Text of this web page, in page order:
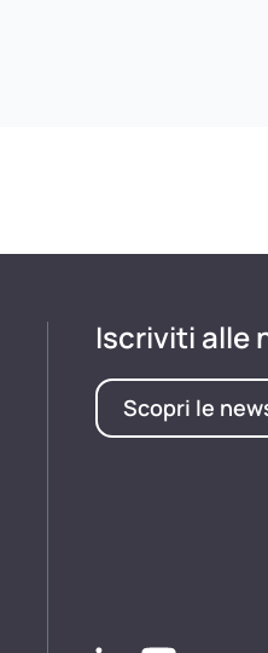
Iscriviti alle
Scopri le